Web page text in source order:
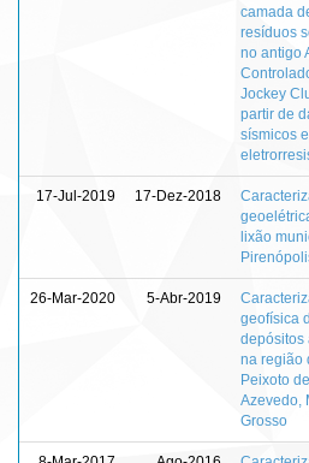
camada
resíduos
no antigo
Jockey
partir de
sísmicos
17-Jul-2019 17-Dez-2018
lixão
26-Mar-2020 5-Abr-2019
geofísica
depósitos
na região
Peixoto de
Azevedo,
Grosso